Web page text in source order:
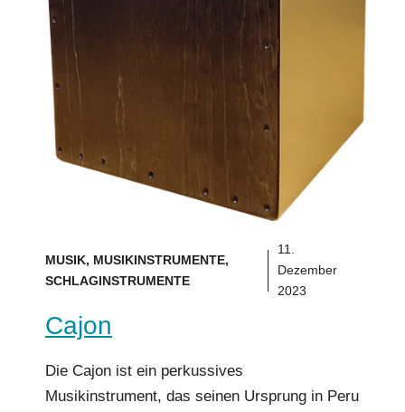
MUSIK, MUSIKINSTRUMENTE,
SCHLAGINSTRUMENTE
11.
Dezember
2023
Cajon
Die Cajon ist ein perkussives
Musikinstrument, das seinen Ursprung in Peru